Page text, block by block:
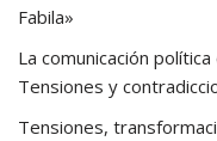
Fabila»
La comunicación
Tensiones y
Tensiones,